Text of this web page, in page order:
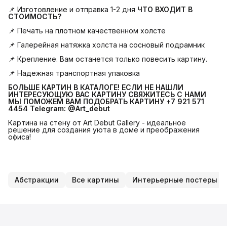
📌 Изготовление и отправка 1-2 дня ЧТО ВХОДИТ В
СТОИМОСТЬ?
📌 Печать на плотном качественном холсте
📌 Галерейная натяжка холста на сосновый подрамник
📌 Крепление. Вам останется только повесить картину.
📌 Надежная транспортная упаковка
БОЛЬШЕ КАРТИН В КАТАЛОГЕ! ЕСЛИ НЕ НАШЛИ
ИНТЕРЕСУЮЩУЮ ВАС КАРТИНУ СВЯЖИТЕСЬ С НАМИ
МЫ ПОМОЖЕМ ВАМ ПОДОБРАТЬ КАРТИНУ +7 921 571
4454 Telegram: @Art_debut
Картина на стену от Art Debut Gallery - идеальное
решение для создания уюта в доме и преображения
офиса!
Абстракции Все картины Интерьерные постеры